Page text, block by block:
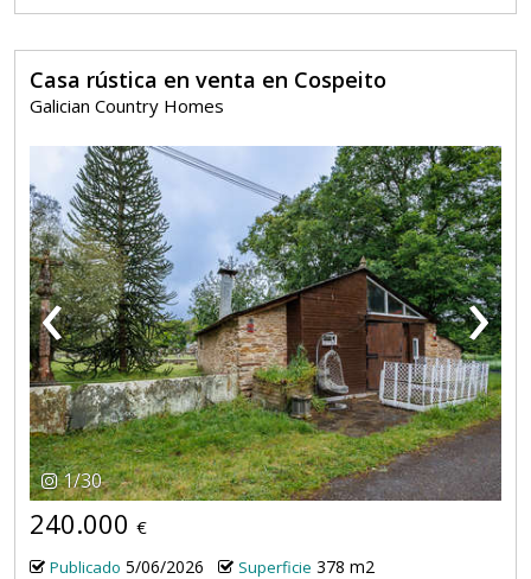
Casa rústica en venta en Cospeito
Galician Country Homes
‹ ›
1/30
240.000 €
Publicado 5/06/2026 Superficie 378 m2